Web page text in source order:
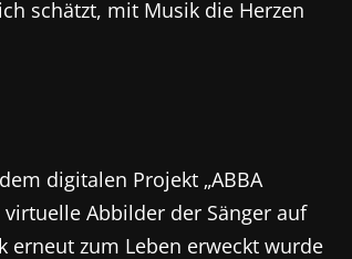
schätzt, mit Musik die Herzen
digitalen Projekt „ABBA
Abbilder der Sänger auf
erneut zum Leben erweckt wurde